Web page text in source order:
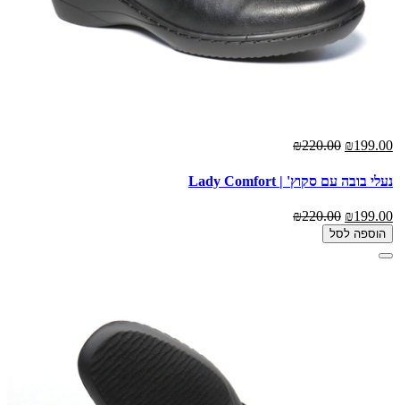
₪199.00
₪220.00
נעלי בובה עם סקוץ' | Lady Comfort
₪199.00
₪220.00
הוספה לסל